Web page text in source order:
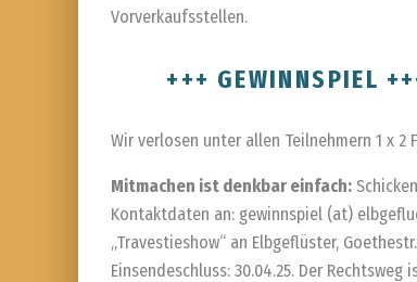
Vorverkaufsstellen.
+++ GEWINNSPIEL
Wir verlosen unter allen Teilnehmern 1 x 2
Mitmachen ist denkbar einfach:
Kontaktdaten an: gewinnspiel (at)
„Travestieshow“ an Elbgeflüster,
Einsendeschluss: 30.04.25. Der Rechtsweg